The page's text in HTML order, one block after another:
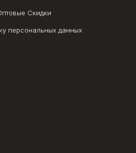
Скидки
персональных данных